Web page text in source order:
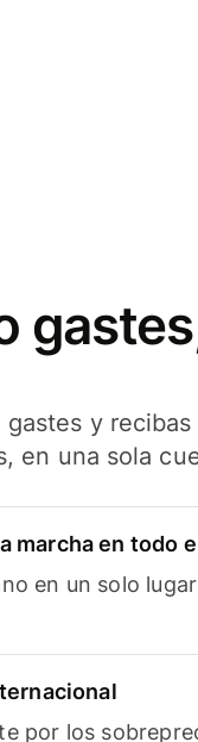
y
en una sola
marcha en todo
en un solo
por los